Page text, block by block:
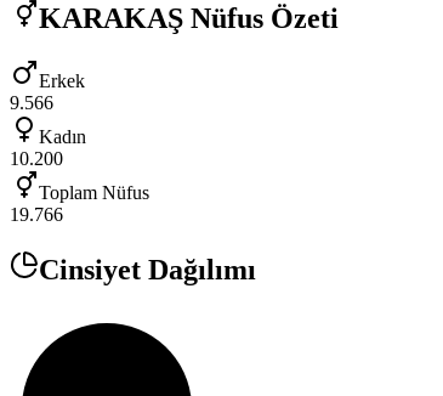
KARAKAŞ Nüfus Özeti
Erkek
9.566
Kadın
10.200
Toplam Nüfus
19.766
Cinsiyet Dağılımı